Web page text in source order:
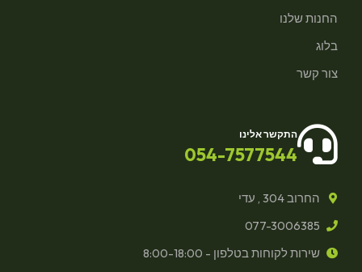
החנות שלנו
בלוג
צור קשר
התקשר אלינו
054-7577544
החרוב 304 , עדי
077-3006385
שירות לקוחות בטלפון - 8:00-18:00